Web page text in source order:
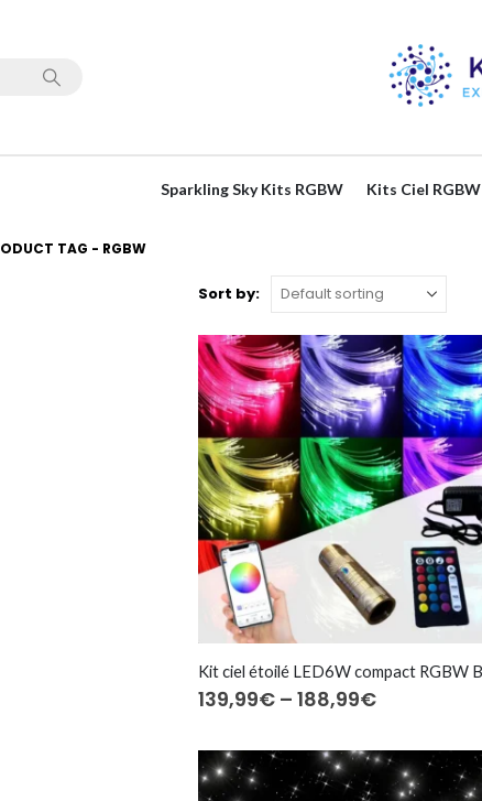
Sparkling Sky Kits RGBW Kits Ciel RGBW
TAG - RGBW
Sort by:
139,99€ – 188,99€Price
through
188,99€